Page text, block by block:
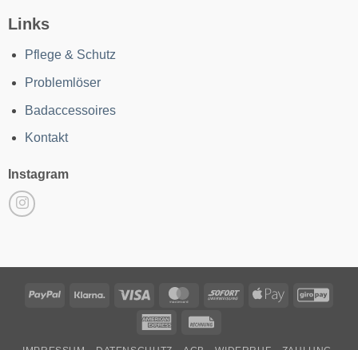
Links
Pflege & Schutz
Problemlöser
Badaccessoires
Kontakt
Instagram
PayPal Klarna Visa MasterCardSofort
Apple
American